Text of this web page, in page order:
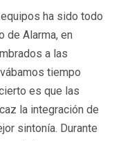
ha sido todo
de Alarma, en
a las
tiempo
es que las
la integración de
sintonía. Durante